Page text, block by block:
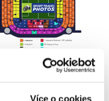
Více o cookies
CALCIO